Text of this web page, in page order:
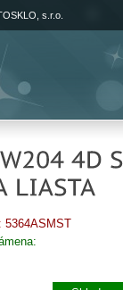
s.r.o.
5364ASMST